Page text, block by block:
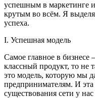
успешным в маркетинге
крутым во всём. Я
успеха.
I. Успешная модель
Самое главное в бизнесе
классный продукт, то не
это модель, которую мы
предпринимателям. И
существования сети у